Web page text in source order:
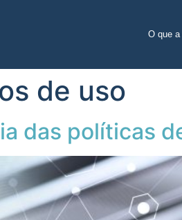
O que
de uso
das políticas